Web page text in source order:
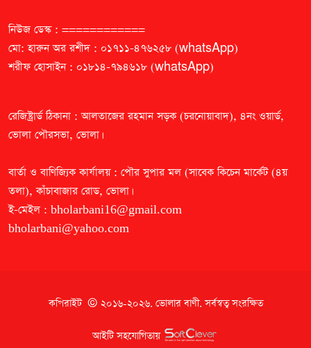
পুনর্নিরীক্ষণের আবেদন ১১ আগস্ট থেকে শুরু হয়ে ১৭
আগস্ট পর্যন্ত চলবে। নির্ধারিত ফি পরিশোধ করে যেকোনো
পরীক্ষার্থী এ আবেদন করতে পারবেন। আবেদন প্রক্রিয়া ও
সংশ্লিষ্ট নির্দেশনা শিক্ষা বোর্ডগুলোর ওয়েবসাইটে প্রকাশ
করে। এর মধ্যে সাধারণ ৯টি শিক্ষা বোর্ডের অধীন
এসএসসি পরীক্ষায় অংশ নেয় ১৪ লাখ ১৮ হাজার ৩৯৮
জন। মাদরাসা শিক্ষা বোর্ডের অধীন দাখিল পরীক্ষায় ফরম
অংশ নেয় ১ লাখ ৩৪ হাজার ৬৬০ জন শিক্ষার্থী।
নিউজ ডেস্ক : ============
মো: হারুন অর রশীদ : ০১৭১১-৪৭৬২৫৮ (whatsApp)
শরীফ হোসাইন : ০১৮১৪-৭৯৪৬১৮ (whatsApp)
রেজিষ্ট্রার্ড ঠিকানা : আলতাজের রহমান সড়ক (চরনোয়াবাদ), ৪নং ওয়ার্ড,
ভোলা পৌরসভা, ভোলা।
বার্তা ও বাণিজ্যিক কার্যালয় : পৌর সুপার মল (সাবেক কিচেন মার্কেট (৪য়
তলা), কাঁচাবাজার রোড, ভোলা।
ই-মেইল : bholarbani16@gmail.com
bholarbani@yahoo.com
কপিরাইট © ২০১৬-২০২৬. ভোলার বাণী. সর্বস্বত্ব সংরক্ষিত
আইটি সহযোগিতায়